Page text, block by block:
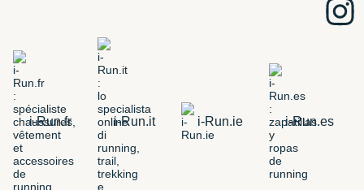
i-Run.fr i-Run.it i-Run.ie i-Run.es